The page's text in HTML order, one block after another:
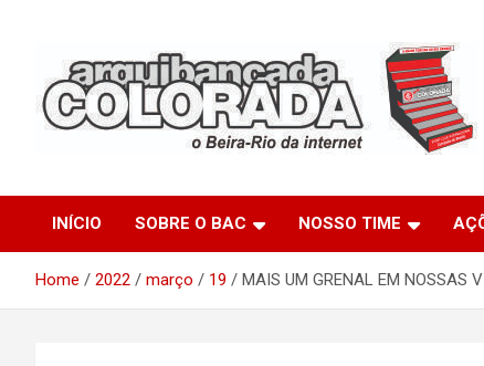
Arquibancada
INÍCIO SOBRE O BAC NOSSO TIME
Home 2022 março 19 MAIS UM GRENAL EM NOSSAS